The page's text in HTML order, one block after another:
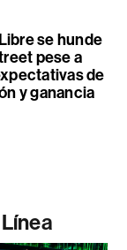
se hunde
pese a
de
y ganancia